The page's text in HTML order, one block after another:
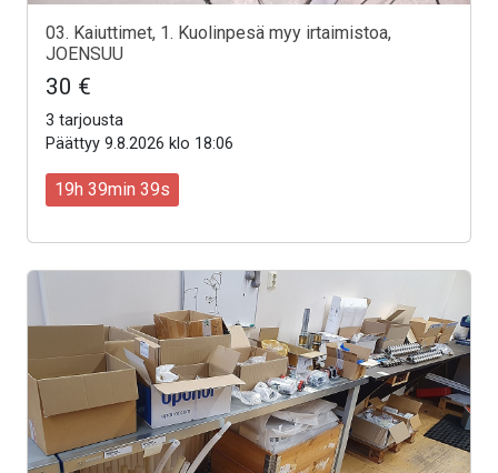
03. Kaiuttimet, 1. Kuolinpesä myy irtaimistoa,
JOENSUU
30 €
3 tarjousta
Päättyy 9.8.2026 klo 18:06
19h 39min 37s